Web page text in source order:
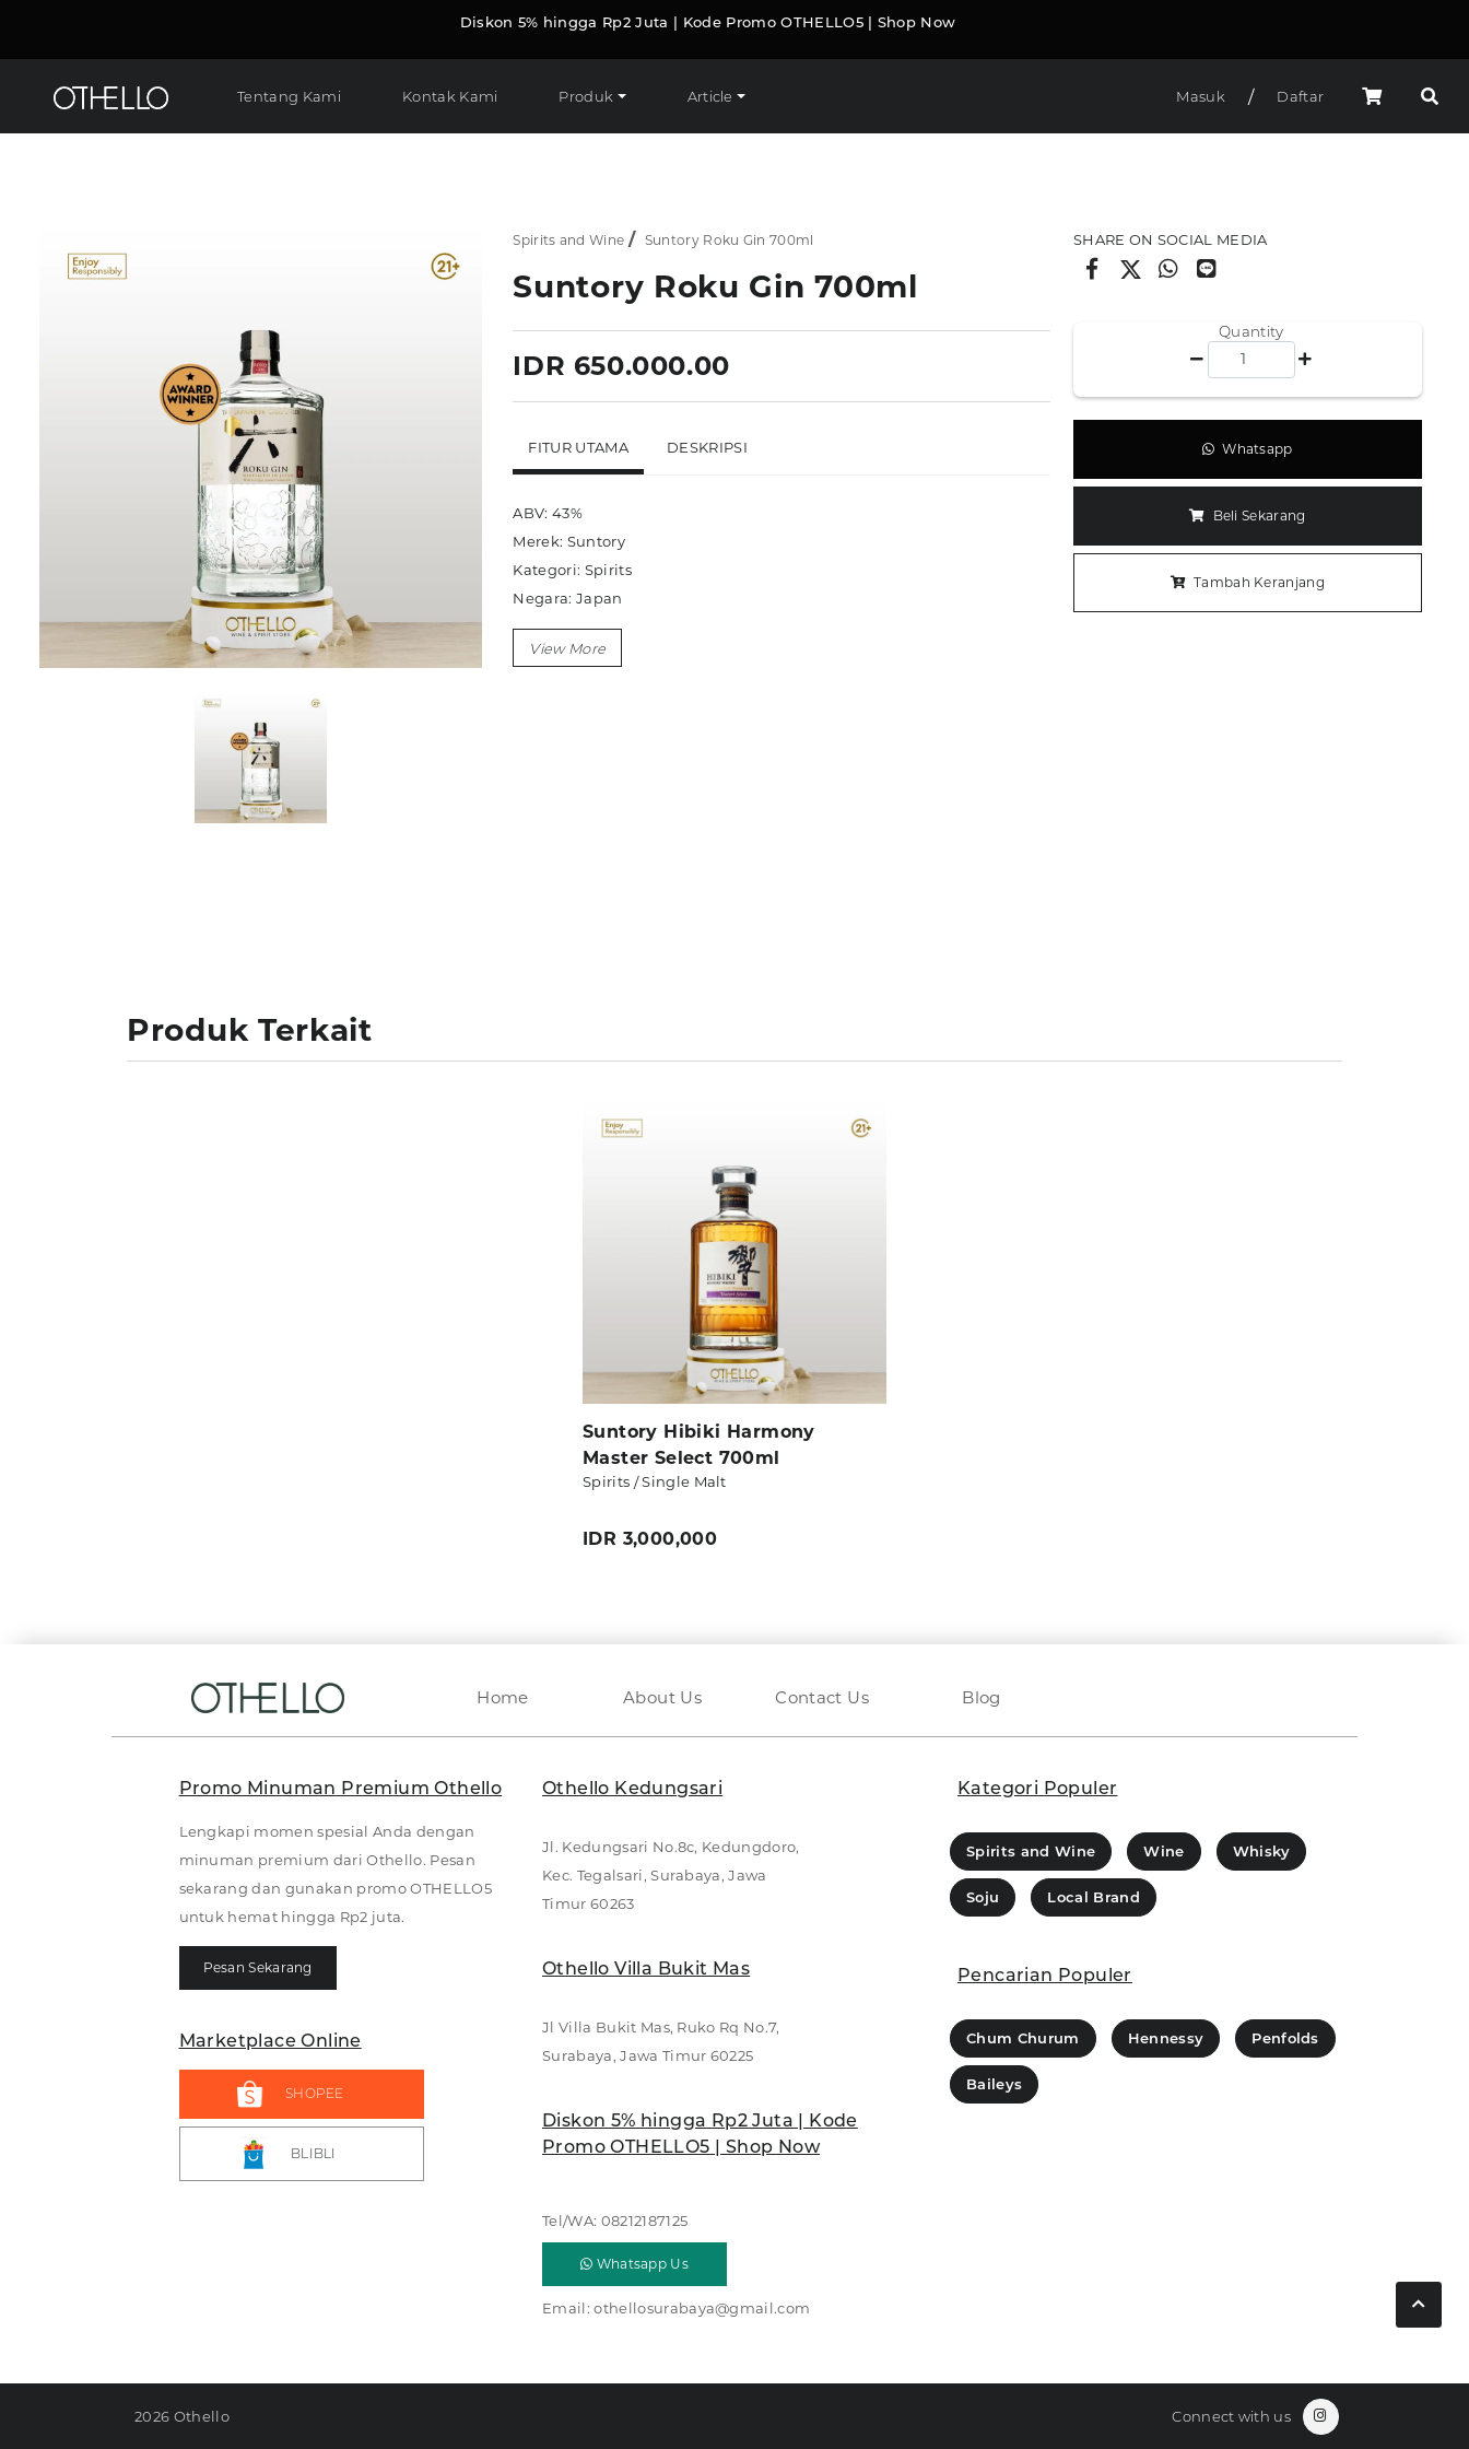
Diskon 5% hingga Rp2 Juta | Kode Promo OTHELLO5 | Shop Now
Tentang Kami Kontak Kami Produk Article Masuk / Daftar
Spirits and Wine Suntory Roku Gin 700ml
Suntory Roku Gin 700ml
IDR 650.000.00
FITUR UTAMA DESKRIPSI
ABV: 43%
Merek: Suntory
Kategori: Spirits
Negara: Japan
Ukuran: 700ml
Sub Kategori: Gin
SHARE ON SOCIAL MEDIA
Quantity
Whatsapp
Beli Sekarang
Tambah Keranjang
Produk Terkait
Suntory Hibiki Harmony
Master Select 700ml
Spirits / Single Malt
IDR 3,000,000
Home About Us Contact Us Blog
Promo Minuman Premium Othello
Lengkapi momen spesial Anda dengan
minuman premium dari Othello. Pesan
sekarang dan gunakan promo OTHELLO5
untuk hemat hingga Rp2 juta.
Pesan Sekarang
Marketplace Online
SHOPEE
BLIBLI
Othello Kedungsari
Jl. Kedungsari No.8c, Kedungdoro,
Kec. Tegalsari, Surabaya, Jawa
Timur 60263
Othello Villa Bukit Mas
Jl Villa Bukit Mas, Ruko Rq No.7,
Surabaya, Jawa Timur 60225
Diskon 5% hingga Rp2 Juta | Kode
Promo OTHELLO5 | Shop Now
Tel/WA: 08212187125
Whatsapp Us
Email: othellosurabaya@gmail.com
Kategori Populer
Spirits and Wine Wine Whisky
Soju Local Brand
Pencarian Populer
Chum Churum Hennessy Penfolds
Baileys
2026 Othello Connect with us